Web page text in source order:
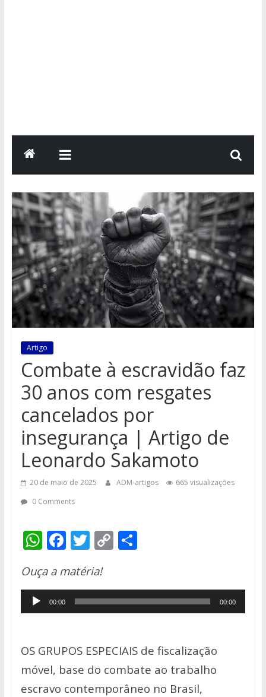
Artigo
Combate à escravidão faz
30 anos com resgates
cancelados por
insegurança | Artigo de
Leonardo Sakamoto
20 de maio de 2025 ADM-artigos
665 visualizações
0 Comments
W
at
s
A
p
F
e
b
o
k
T
itt
er
C
y
Li
k
S
e
Ouça a matéria!
Tocador
de
00:00 00:00
OS GRUPOS ESPECIAIS de fiscalização
móvel, base do combate ao trabalho
escravo contemporâneo no Brasil,